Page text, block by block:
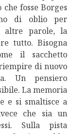
fosse Borges
di oblio per
altre parole, la
tutto. Bisogna
il sacchetto
di nuovo
Un pensiero
La memoria
e si smaltisce a
che sia un
Sulla pista